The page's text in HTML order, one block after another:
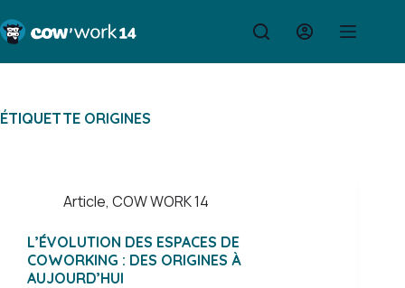
au
contenu
ÉTIQUETTE ORIGINES
Article, COW WORK 14
L’ÉVOLUTION DES ESPACES DE
COWORKING : DES ORIGINES À
AUJOURD’HUI